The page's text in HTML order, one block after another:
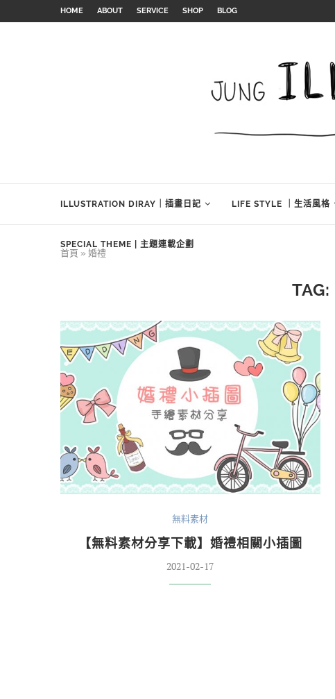
HOME ABOUT SERVICE SHOP BLOG
ILLUSTRATION DIRAY｜插畫日記 LIFE STYLE ｜生活風格
SPECIAL THEME | 主題連載企劃
首頁 » 婚禮
TAG:
無料素材
【無料素材分享下載】婚禮相關小插圖
2021-02-17